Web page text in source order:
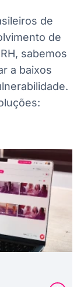
de
de
sabemos
a baixos